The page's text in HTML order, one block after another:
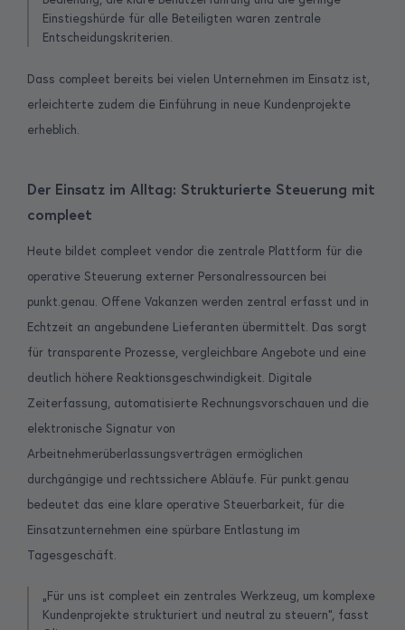
Einstiegshürde für alle Beteiligten waren zentrale
Entscheidungskriterien.
Dass compleet bereits bei vielen Unternehmen im Einsatz ist,
erleichterte zudem die Einführung in neue Kundenprojekte
erheblich.
Der Einsatz im Alltag: Strukturierte Steuerung mit
compleet
Heute bildet compleet vendor die zentrale Plattform für die
operative Steuerung externer Personalressourcen bei
punkt.genau. Offene Vakanzen werden zentral erfasst und in
Echtzeit an angebundene Lieferanten übermittelt. Das sorgt
für transparente Prozesse, vergleichbare Angebote und eine
deutlich höhere Reaktionsgeschwindigkeit. Digitale
Zeiterfassung, automatisierte Rechnungsvorschauen und die
elektronische Signatur von
Arbeitnehmerüberlassungsverträgen ermöglichen
durchgängige und rechtssichere Abläufe. Für punkt.genau
bedeutet das eine klare operative Steuerbarkeit, für die
Einsatzunternehmen eine spürbare Entlastung im
Tagesgeschäft.
„Für uns ist compleet ein zentrales Werkzeug, um komplexe
Kundenprojekte strukturiert und neutral zu steuern“, fasst